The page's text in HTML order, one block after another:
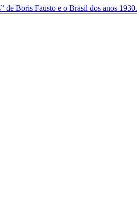
de Boris Fausto e o Brasil dos anos 1930.